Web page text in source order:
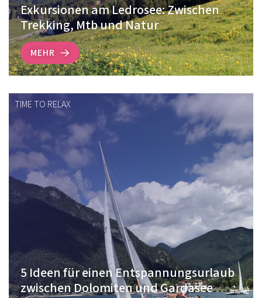
Exkursionen am Ledrosee: Zwischen
Trekking, Mtb und Natur
MEHR
TIME TO RELAX
5 Ideen für einen Entspannungsurlaub
zwischen Dolomiten und Gardasee